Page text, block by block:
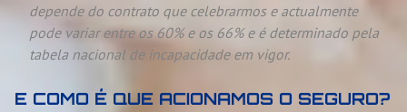
depende do contrato que celebrarmos e actualmente
pode variar entre os 60% e os 66% e é determinado pela
tabela nacional de incapacidade em vigor.
E COMO É QUE ACIONAMOS O SEGURO?